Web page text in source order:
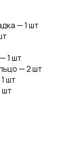
— 1 шт
1 шт
— 2 шт
шт
шт